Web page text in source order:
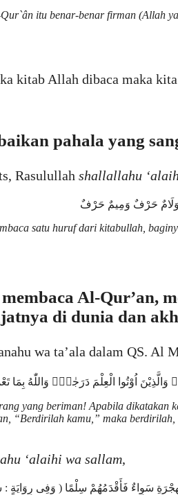
itu benar-benar firman (Allah
kitab Allah dibaca maka
pahala yang
Rasulullah shallallahu
وَلَامٌ حَرْفٌ وَمِيمٌ حَرْفٌ
satu huruf dari kitabullah,
Al-Qur’an,
di dunia dan
wa ta’ala dalam QS. Al
اُوْتُوا الْعِلْمَ دَرَجٰتٍۗ وَاللّٰهُ بِمَا
yang beriman! Apabila dikatakan
“Berdirilah kamu,” maka
‘alaihi wa sallam,
ﺳَﻮِﺍﺀٌ ﻓَﺄَﻗْﺪَﻣُﻬُﻢْ ﺳِﻠْﻤًﺎ ‏( ﻭَﻓِﻰ ﺭِﻭَﺍﻳَﺔٍ